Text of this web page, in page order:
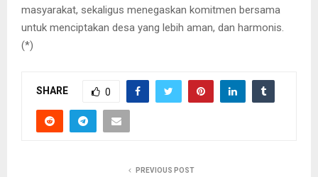
masyarakat, sekaligus menegaskan komitmen bersama
untuk menciptakan desa yang lebih aman, dan harmonis.
(*)
SHARE 0
PREVIOUS POST